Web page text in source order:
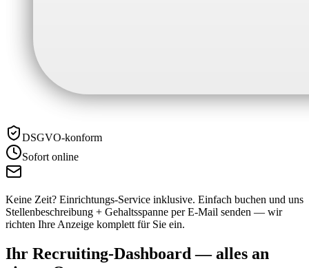
DSGVO-konform
Sofort online
Keine Zeit? Einrichtungs-Service inklusive. Einfach buchen und uns
Stellenbeschreibung + Gehaltsspanne per E-Mail senden — wir
richten Ihre Anzeige komplett für Sie ein.
Ihr Recruiting-Dashboard — alles an